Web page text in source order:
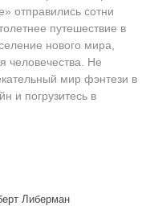
отправились сотни
путешествие в
нового мира,
Не
мир фэнтези в
и погрузитесь в
Либерман